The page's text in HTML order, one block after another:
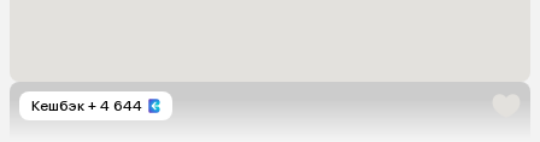
Кешбэк + 4 644